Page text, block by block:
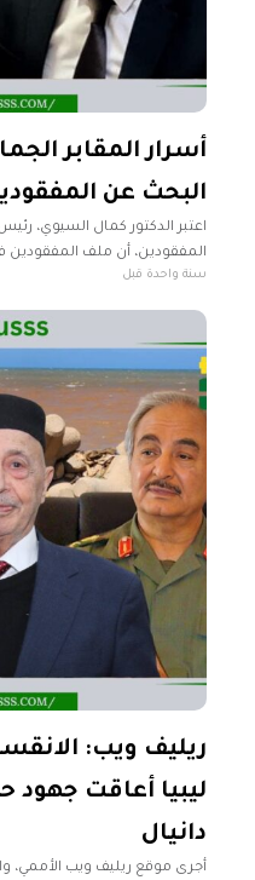
أسرار المقابر
البحث عن
اعتبر الدكتور كمال السيوي،
الملفات التي توليها الهيئة
سنة واحدة قبل
ريليف ويب:
ليبيا أعاقت جهود
دانيال
أجرى موقع ريليف ويب الأممي،